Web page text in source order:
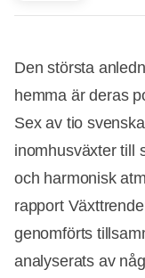
Den största
hemma är deras
Sex av tio
inomhusväxter till
och harmonisk
rapport
genomförts
analyserats av